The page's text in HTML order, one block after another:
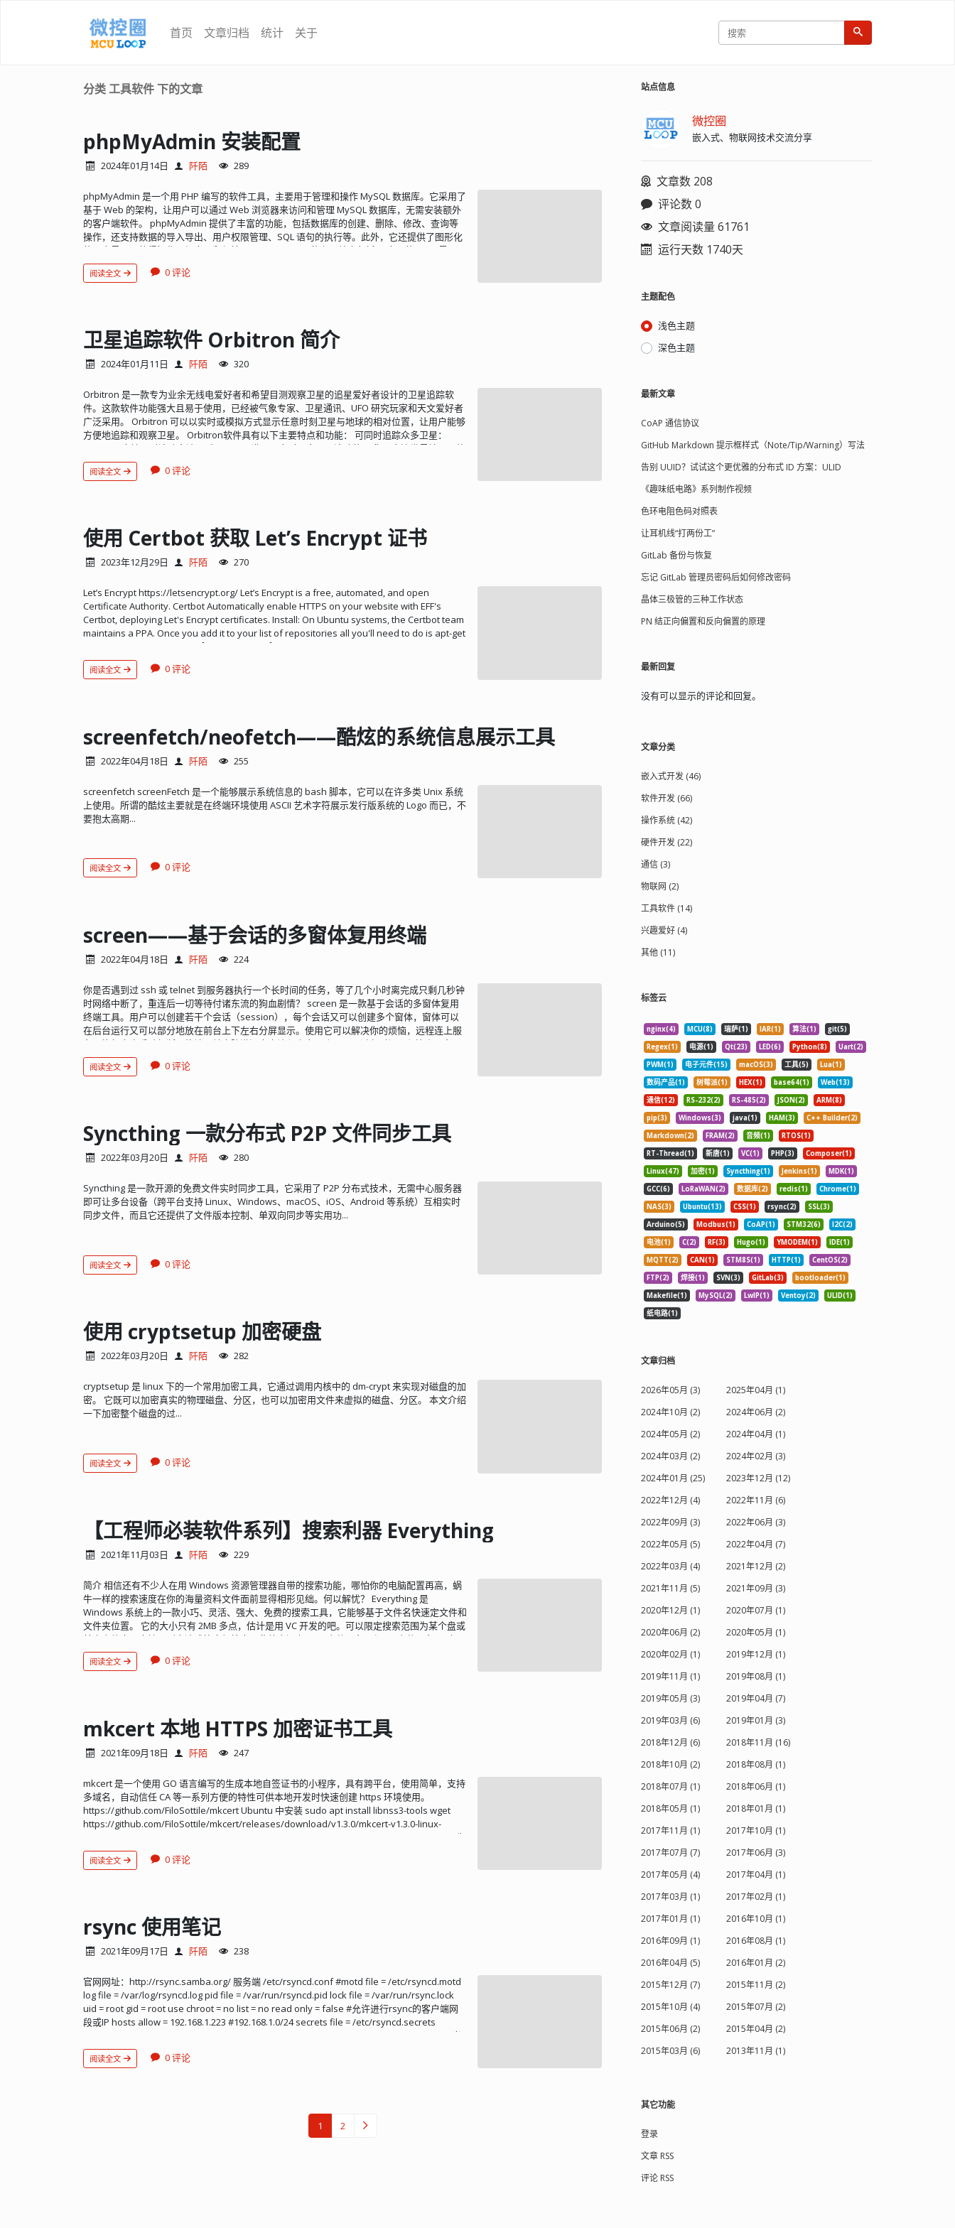
首页 文章归档 统计 关于
分类 工具软件 下的文章
phpMyAdmin 安装配置
2024年01月14日 阡陌 289
phpMyAdmin 是一个用 PHP 编写的软件工具，主要用于管理和操作 MySQL 数据库。它采用了
基于 Web 的架构，让用户可以通过 Web 浏览器来访问和管理 MySQL 数据库，无需安装额外
的客户端软件。 phpMyAdmin 提供了丰富的功能，包括数据库的创建、删除、修改、查询等
操作，还支持数据的导入导出、用户权限管理、SQL 语句的执行等。此外，它还提供了图形化
的用户界面，使得操作更加直观和便捷。 phpMyAdmin 的主要特点包括： 直观的 Web 界面
支持大多数 MySQL 特性： 浏览和删除数据库、表、视图、字段和索引 创建、复制、删除、重
命名和修改数据库、表、字段和索引 维护服务器、数据库和表，并提供服务器配置建议 执行、
布局的图形 使用示例查询（QBE）创建复杂查询 在数据库或其子集中进行全局搜索 使用一组
预定义函数将存储的数据转换为任何格式，例如将 BLOB 数据显示为图像或下载链接 安装过
程： 1、从官网下载源码： https://www.phpmyadmin.net/downloads/ 当前最新的版本是
5.2.1 wget https://files.phpmyadmin.net/phpMyAdmin/5.2.1/phpMyAdmin-5.2.1-all-
languages cp config.sample.inc.php config.inc.php chmod -R 755 phpMyAdmin-5.2.1-all-
languages 配置 config.inc.php： $cfg['blowfish_secret']：填写 32 字节随机字符串 配置
Nginx 站点，可以用别名或虚拟主机，这里以别名为例： location /phpmyadmin { alias
"/data/www/phpMyAdmin-5.2.1-all-languages"; index index.php index.htm index.html;
$request_filename; fastcgi_pass unix:/var/run/php/php-fpm.sock; } } 当然了，Apache 等
都可以，大同小异了。 使配置生效： nginx -s reload 浏览器打开
阅读全文 0 评论
卫星追踪软件 Orbitron 简介
2024年01月11日 阡陌 320
Orbitron 是一款专为业余无线电爱好者和希望目测观察卫星的追星爱好者设计的卫星追踪软
件。这款软件功能强大且易于使用，已经被气象专家、卫星通讯、UFO 研究玩家和天文爱好者
广泛采用。 Orbitron 可以以实时或模拟方式显示任意时刻卫星与地球的相对位置，让用户能够
方便地追踪和观察卫星。 Orbitron软件具有以下主要特点和功能： 可同时追踪众多卫星：
Orbitron 支持同时追踪多达两千颗卫星，满足用户对于多卫星追踪的需求。 高清世界地图：软
件自带高清世界地图，方便用户在全球范围内进行卫星追踪。 卫星信息丰富：用户可以查看卫
星的起点位置、轨道信息、方位角、仰角等详细数据，有助于更好地了解卫星的运行状态。 时
示模式：软件支持全屏显示及简报模式显示，满足用户在不同场景下的使用需求。 过顶时间预
测及铱星光迹搜寻：Orbitron 具备功能先进的过顶时间预测及铱星光迹搜寻功能，帮助用户更
好地安排观测时间和位置。 此外，Orbitron 还具有一些贴心的附加功能，如内置屏幕保护程序
等。用户可以根据自己的需求进行设置和调整...
阅读全文 0 评论
使用 Certbot 获取 Let’s Encrypt 证书
2023年12月29日 阡陌 270
Let’s Encrypt https://letsencrypt.org/ Let’s Encrypt is a free, automated, and open
Certificate Authority. Certbot Automatically enable HTTPS on your website with EFF's
Certbot, deploying Let's Encrypt certificates. Install: On Ubuntu systems, the Certbot team
maintains a PPA. Once you add it to your list of repositories all you'll need to do is apt-get
su doapt−getu pdat e
common
sudoapt−g ins tallpy
阅读全文 0 评论
screenfetch/neofetch——酷炫的系统信息展示工具
2022年04月18日 阡陌 255
screenfetch screenFetch 是一个能够展示系统信息的 bash 脚本，它可以在许多类 Unix 系统
上使用。所谓的酷炫主要就是在终端环境使用 ASCII 艺术字符展示发行版系统的 Logo 而已，不
要抱太高期...
阅读全文 0 评论
screen——基于会话的多窗体复用终端
2022年04月18日 阡陌 224
你是否遇到过 ssh 或 telnet 到服务器执行一个长时间的任务，等了几个小时离完成只剩几秒钟
时网络中断了，重连后一切等待付诸东流的狗血剧情？ screen 是一款基于会话的多窗体复用
终端工具。用户可以创建若干个会话（session），每个会话又可以创建多个窗体，窗体可以
在后台运行又可以部分地放在前台上下左右分屏显示。使用它可以解决你的烦恼，远程连上服
务器执行命令后随便断开终端，关电脑潇洒走人让程序自己跑即可。过段时间远程连上服务器
附着终端（attach），瞄上两眼...
阅读全文 0 评论
Syncthing 一款分布式 P2P 文件同步工具
2022年03月20日 阡陌 280
Syncthing 是一款开源的免费文件实时同步工具，它采用了 P2P 分布式技术，无需中心服务器
即可让多台设备（跨平台支持 Linux、Windows、macOS、iOS、Android 等系统）互相实时
同步文件，而且它还提供了文件版本控制、单双向同步等实用功...
阅读全文 0 评论
使用 cryptsetup 加密硬盘
2022年03月20日 阡陌 282
cryptsetup 是 linux 下的一个常用加密工具，它通过调用内核中的 dm-crypt 来实现对磁盘的加
密。 它既可以加密真实的物理磁盘、分区，也可以加密用文件来虚拟的磁盘、分区。 本文介绍
一下加密整个磁盘的过...
阅读全文 0 评论
【工程师必装软件系列】搜索利器 Everything
2021年11月03日 阡陌 229
简介 相信还有不少人在用 Windows 资源管理器自带的搜索功能，哪怕你的电脑配置再高，蜗
牛一样的搜索速度在你的海量资料文件面前显得相形见绌。何以解忧？ Everything 是
Windows 系统上的一款小巧、灵活、强大、免费的搜索工具，它能够基于文件名快速定文件和
文件夹位置。 它的大小只有 2MB 多点，估计是用 VC 开发的吧。可以限定搜索范围为某个盘或
某个文件夹，支持正则表达式等高级搜索。此外它还有HTTP文件服务器与FTP文件服务器（不
支持上传功能），可以支持通过网络检索文件。 相信我，当你用过之后一定会惊讶于它的搜索
速度：“它怎么就这么快？...
阅读全文 0 评论
mkcert 本地 HTTPS 加密证书工具
2021年09月18日 阡陌 247
mkcert 是一个使用 GO 语言编写的生成本地自签证书的小程序，具有跨平台，使用简单，支持
多域名，自动信任 CA 等一系列方便的特性可供本地开发时快速创建 https 环境使用。
https://github.com/FiloSottile/mkcert Ubuntu 中安装 sudo apt install libnss3-tools wget
https://github.com/FiloSottile/mkcert/releases/download/v1.3.0/mkcert-v1.3.0-linux-
amd64 mv mkcert-v1.3.0-linux-amd64 mkcert chmod +x mkcert cp mkcert /usr/local/bin/ 生
成并将根 CA 证书加入本地可信 CA mkcert -install Using the local CA at
"/home/matt/.local/share/mkcert" ✨ The local CA is now installed in the system trust
书）。 将 rootCA.pem 副本命名为 rootCA.crt 发给客户端用户，手动导入到“受信任的根证书颁
发机构”。 重启浏览器后访问网站可以看到连接变成安全的了...
阅读全文 0 评论
rsync 使用笔记
2021年09月17日 阡陌 238
官网网址：http://rsync.samba.org/ 服务端 /etc/rsyncd.conf #motd file = /etc/rsyncd.motd
log file = /var/log/rsyncd.log pid file = /var/run/rsyncd.pid lock file = /var/run/rsync.lock
uid = root gid = root use chroot = no list = no read only = false #允许进行rsync的客户端网
段或IP hosts allow = 192.168.1.223 #192.168.1.0/24 secrets file = /etc/rsyncd.secrets
[yanfa.svn] path = /volume1/yanfa.svn.backup comment = yanfa.svn rsync list = yes #当
多个用户时，用逗号分隔 auth users = rsync_usr [zhongshi.svn] path =
/volume1/zhongshi.svn.backup comment = zhongshi.svn rsync list = yes #当多个用户时，
file "motd file" 参数用来指定一个消息文件，当客户连接服务器时该文件的内容显示给客户，
默认是没有 motd 文件的。该文件有无都不影响 rsync 的正常使用。 log file "log file" 指定
阅读全文 0 评论
1 2
站点信息
微控圈
嵌入式、物联网技术交流分享
文章数 208
评论数 0
文章阅读量 61761
运行天数 1740天
主题配色
浅色主题
深色主题
最新文章
CoAP 通信协议
GitHub Markdown 提示框样式（Note/Tip/Warning）写法
告别 UUID？试试这个更优雅的分布式 ID 方案：ULID
《趣味纸电路》系列制作视频
色环电阻色码对照表
让耳机线“打两份工”
GitLab 备份与恢复
忘记 GitLab 管理员密码后如何修改密码
晶体三极管的三种工作状态
PN 结正向偏置和反向偏置的原理
最新回复
没有可以显示的评论和回复。
文章分类
嵌入式开发 (46)
软件开发 (66)
操作系统 (42)
硬件开发 (22)
通信 (3)
物联网 (2)
工具软件 (14)
兴趣爱好 (4)
其他 (11)
标签云
nginx(4) MCU(8) 瑞萨(1) IAR(1) 算法(1)
git(5)
Regex(1)
电源(1) Qt(23) LED(6) Python(8)
Uart(2)
PWM(1)
电子元件(15) macOS(3) 工具(5)
Lua(1)
数码产品(1)
树莓派(1) HEX(1) base64(1)
Web(13)
通信(12)
RS-232(2) RS-485(2) JSON(2)
ARM(8)
pip(3)
Windows(3) java(1) HAM(3)
C++ Builder(2)
Markdown(2)
FRAM(2) 音频(1)
RTOS(1)
RT-Thread(1)
新唐(1) VC(1) PHP(3)
Composer(1)
Linux(47)
加密(1) Syncthing(1) Jenkins(1)
MDK(1)
GCC(6)
LoRaWAN(2) 数据库(2) redis(1)
Chrome(1)
NAS(3)
Ubuntu(13) CSS(1) rsync(2)
SSL(3)
Arduino(5)
Modbus(1) CoAP(1) STM32(6)
I2C(2)
电池(1)
C(2) RF(3) Hugo(1) YMODEM(1)
IDE(1)
MQTT(2)
CAN(1) STM8S(1) HTTP(1)
CentOS(2)
FTP(2)
焊接(1) SVN(3) GitLab(3)
bootloader(1)
Makefile(1)
MySQL(2) LwIP(1) Ventoy(2)
ULID(1)
纸电路(1)
文章归档
2026年05月 (3)
2025年04月 (1)
2024年10月 (2)
2024年06月 (2)
2024年05月 (2)
2024年04月 (1)
2024年03月 (2)
2024年02月 (3)
2024年01月 (25)
2023年12月 (12)
2022年12月 (4)
2022年11月 (6)
2022年09月 (3)
2022年06月 (3)
2022年05月 (5)
2022年04月 (7)
2022年03月 (4)
2021年12月 (2)
2021年11月 (5)
2021年09月 (3)
2020年12月 (1)
2020年07月 (1)
2020年06月 (2)
2020年05月 (1)
2020年02月 (1)
2019年12月 (1)
2019年11月 (1)
2019年08月 (1)
2019年05月 (3)
2019年04月 (7)
2019年03月 (6)
2019年01月 (3)
2018年12月 (6)
2018年11月 (16)
2018年10月 (2)
2018年08月 (1)
2018年07月 (1)
2018年06月 (1)
2018年05月 (1)
2018年01月 (1)
2017年11月 (1)
2017年10月 (1)
2017年07月 (7)
2017年06月 (3)
2017年05月 (4)
2017年04月 (1)
2017年03月 (1)
2017年02月 (1)
2017年01月 (1)
2016年10月 (1)
2016年09月 (1)
2016年08月 (1)
2016年04月 (5)
2016年01月 (2)
2015年12月 (7)
2015年11月 (2)
2015年10月 (4)
2015年07月 (2)
2015年06月 (2)
2015年04月 (2)
2015年03月 (6)
2013年11月 (1)
其它功能
登录
文章 RSS
评论 RSS